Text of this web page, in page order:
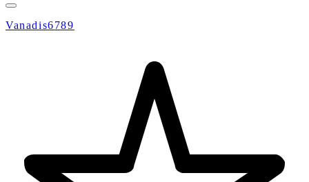
Vanadis6789